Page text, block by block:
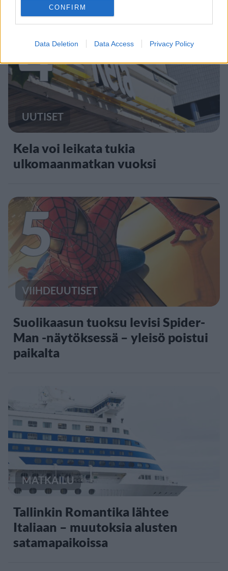
CONFIRM
Data Deletion Data Access Privacy Policy
4
UUTISET
Kela voi leikata tukia
ulkomaanmatkan vuoksi
5
VIIHDEUUTISET
Suolikaasun tuoksu levisi Spider-
Man -näytöksessä – yleisö poistui
paikalta
MATKAILU
Tallinkin Romantika lähtee
Italiaan – muutoksia alusten
satamapaikoissa